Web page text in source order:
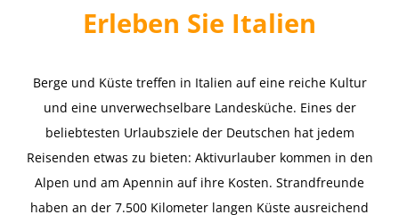
Erleben Sie Italien
Berge und Küste treffen in Italien auf eine reiche Kultur
und eine unverwechselbare Landesküche. Eines der
beliebtesten Urlaubsziele der Deutschen hat jedem
Reisenden etwas zu bieten: Aktivurlauber kommen in den
Alpen und am Apennin auf ihre Kosten. Strandfreunde
haben an der 7.500 Kilometer langen Küste ausreichend